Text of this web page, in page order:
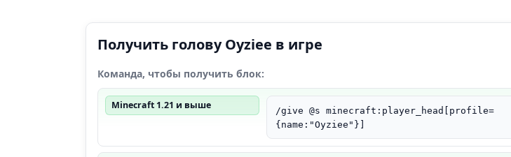
Получить голову Oyziee в игре
Команда, чтобы получить блок:
Minecraft 1.21 и выше
/give @s minecraft:player_head[profile=
{name:"Oyziee"}]